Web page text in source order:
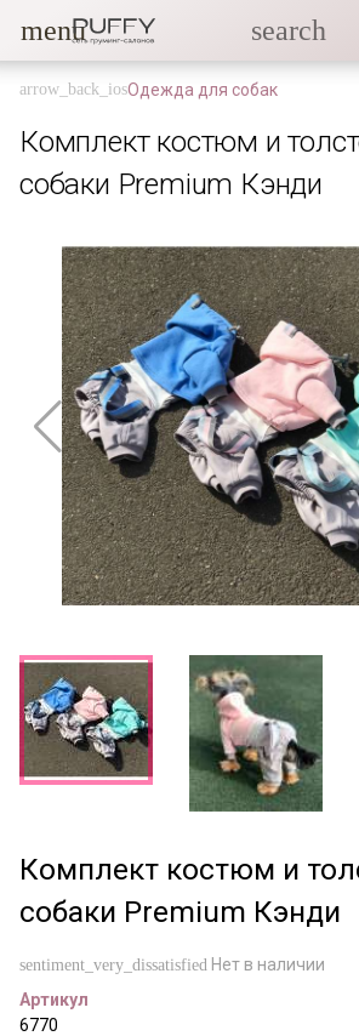
menu search
Одежда для собак
Комплект костюм и
собаки Premium Кэнди
Комплект костюм и
собаки Premium Кэнди
sentiment_very_dissatisfied Нет в наличии
Артикул
6770